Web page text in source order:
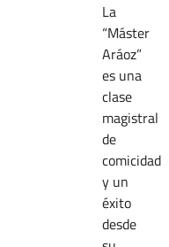
La
“Máster
Aráoz”
es una
clase
magistral
de
comicidad
y un
éxito
desde